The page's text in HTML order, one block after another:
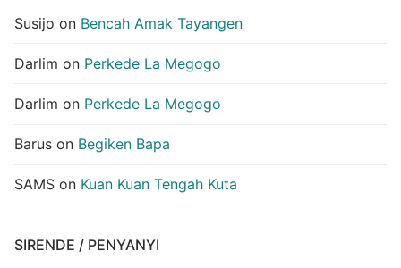
Susijo on Bencah Amak Tayangen
Darlim on Perkede La Megogo
Darlim on Perkede La Megogo
Barus on Begiken Bapa
SAMS on Kuan Kuan Tengah Kuta
SIRENDE / PENYANYI